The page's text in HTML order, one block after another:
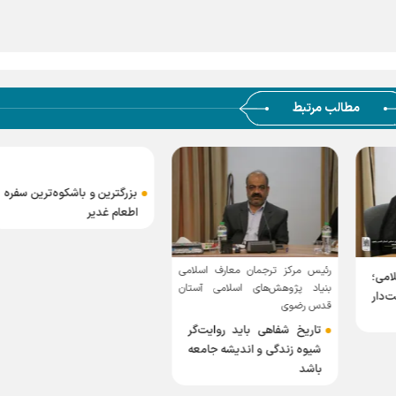
مطالب مرتبط
اسلامی
آستان
بزرگترین و باشکوه‌ترین سفره
اطعام غدیر